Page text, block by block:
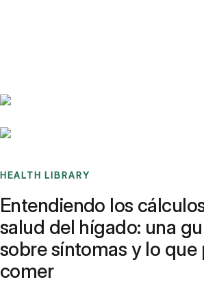
HEALTH LIBRARY
Entendiendo los
salud del hígado: una
sobre síntomas y lo que
comer